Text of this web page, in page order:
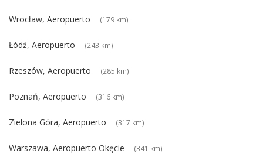
Wrocław, Aeropuerto (179 km)
Łódź, Aeropuerto (243 km)
Rzeszów, Aeropuerto (285 km)
Poznań, Aeropuerto (316 km)
Zielona Góra, Aeropuerto (317 km)
Warszawa, Aeropuerto Okęcie (341 km)